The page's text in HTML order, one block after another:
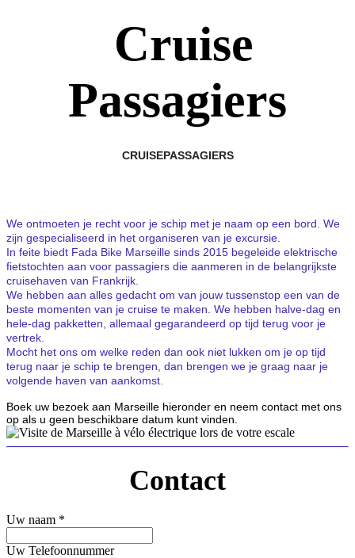
Cruise
Passagiers
CRUISEPASSAGIERS
We ontmoeten je recht voor je schip met je naam op een bord. We
zijn gespecialiseerd in het organiseren van je excursie.
In feite biedt Fada Bike Marseille sinds 2015 begeleide elektrische
fietstochten aan voor passagiers die aanmeren in de belangrijkste
cruisehaven van Frankrijk.
We hebben aan alles gedacht om van jouw tussenstop een van de
beste momenten van je cruise te maken. We hebben halve-dag en
hele-dag pakketten, allemaal gegarandeerd op tijd terug voor je
vertrek.
Mocht het ons om welke reden dan ook niet lukken om je op tijd
terug naar je schip te brengen, dan brengen we je graag naar je
volgende haven van aankomst.
Boek uw bezoek aan Marseille hieronder en neem contact met ons
op als u geen beschikbare datum kunt vinden.
Contact
Uw naam *
Uw Telefoonnummer